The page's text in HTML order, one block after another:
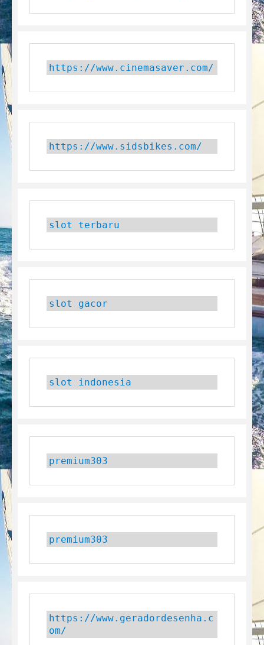
https://www.cinemasaver.com/
https://www.sidsbikes.com/
slot terbaru
slot gacor
slot indonesia
premium303
premium303
https://www.geradordesenha.c
om/